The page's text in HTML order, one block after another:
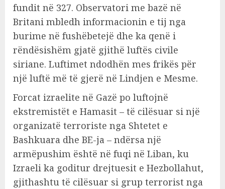
fundit në 327. Observatori me bazë në
Britani mbledh informacionin e tij nga
burime në fushëbetejë dhe ka qenë i
rëndësishëm gjatë gjithë luftës civile
siriane. Luftimet ndodhën mes frikës për
një luftë më të gjerë në Lindjen e Mesme.
Forcat izraelite në Gazë po luftojnë
ekstremistët e Hamasit – të cilësuar si një
organizatë terroriste nga Shtetet e
Bashkuara dhe BE-ja – ndërsa një
armëpushim është në fuqi në Liban, ku
Izraeli ka goditur drejtuesit e Hezbollahut,
gjithashtu të cilësuar si grup terrorist nga